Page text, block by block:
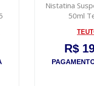
Nistatina
50ml
R$